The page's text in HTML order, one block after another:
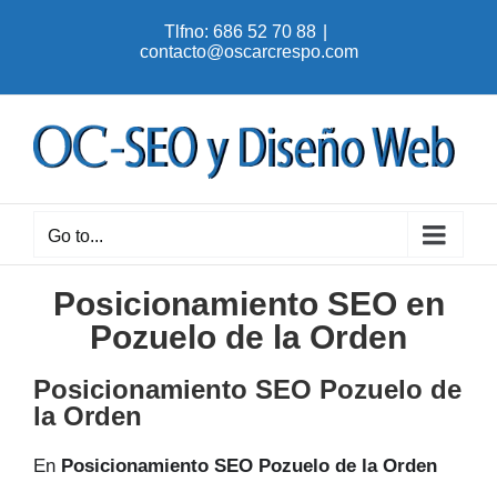
Tlfno: 686 52 70 88
contacto@oscarcrespo.com
Go to...
Posicionamiento SEO en
Pozuelo de la Orden
Posicionamiento SEO Pozuelo de
la Orden
En Posicionamiento SEO Pozuelo de la Orden